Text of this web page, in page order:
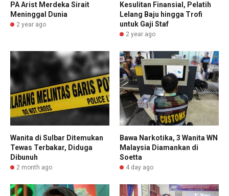
PA Arist Merdeka Sirait
Meninggal Dunia
2 year ago
Kesulitan Finansial, Pelatih
Lelang Baju hingga Trofi
untuk Gaji Staf
2 year ago
Wanita di Sulbar Ditemukan
Tewas Terbakar, Diduga
Dibunuh
2 month ago
Bawa Narkotika, 3 Wanita WN
Malaysia Diamankan di
Soetta
4 day ago